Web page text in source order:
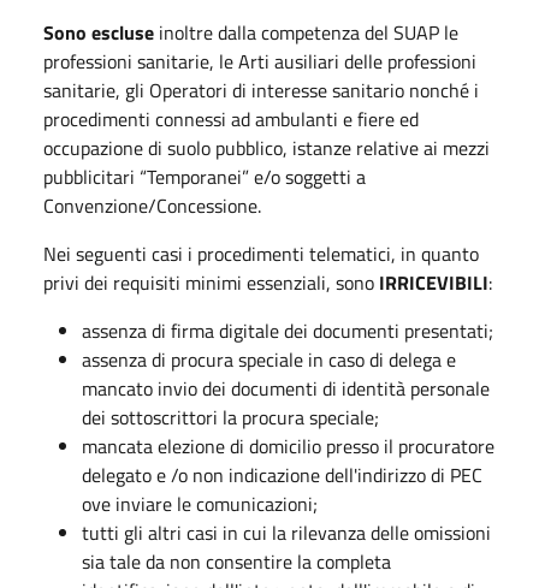
Sono escluse inoltre dalla competenza del SUAP le
professioni sanitarie, le Arti ausiliari delle professioni
sanitarie, gli Operatori di interesse sanitario nonché i
procedimenti connessi ad ambulanti e fiere ed
occupazione di suolo pubblico, istanze relative ai mezzi
pubblicitari “Temporanei” e/o soggetti a
Convenzione/Concessione.
Nei seguenti casi i procedimenti telematici, in quanto
privi dei requisiti minimi essenziali, sono IRRICEVIBILI:
assenza di firma digitale dei documenti presentati;
assenza di procura speciale in caso di delega e
mancato invio dei documenti di identità personale
dei sottoscrittori la procura speciale;
mancata elezione di domicilio presso il procuratore
delegato e /o non indicazione dell'indirizzo di PEC
ove inviare le comunicazioni;
tutti gli altri casi in cui la rilevanza delle omissioni
sia tale da non consentire la completa